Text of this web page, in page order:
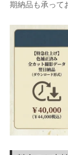
期納品も承って